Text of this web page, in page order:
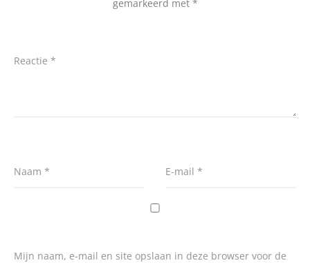
gemarkeerd met *
Reactie *
Naam * E-mail *
Mijn naam, e-mail en site opslaan in deze browser voor de